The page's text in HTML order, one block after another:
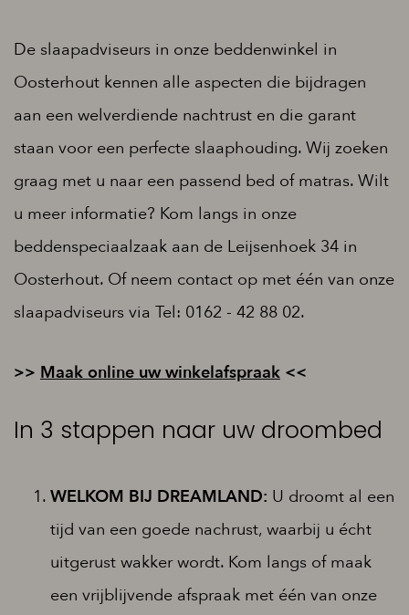
De slaapadviseurs in onze beddenwinkel in
Oosterhout kennen alle aspecten die bijdragen
aan een welverdiende nachtrust en die garant
staan voor een perfecte slaaphouding. Wij zoeken
graag met u naar een passend bed of matras. Wilt
u meer informatie? Kom langs in onze
beddenspeciaalzaak aan de Leijsenhoek 34 in
Oosterhout. Of neem contact op met één van onze
slaapadviseurs via Tel: 0162 - 42 88 02.
>> Maak online uw winkelafspraak <<
In 3 stappen naar uw droombed
WELKOM BIJ DREAMLAND: U droomt al een
tijd van een goede nachrust, waarbij u écht
uitgerust wakker wordt. Kom langs of maak
een vrijblijvende afspraak met één van onze